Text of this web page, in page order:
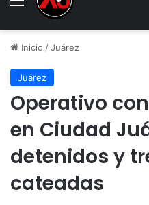
Inicio /Juárez
Juárez
Operativo
en Ciudad
detenidos y
cateadas